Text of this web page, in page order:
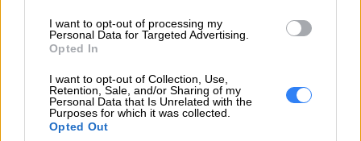
I want to opt-out of processing my
Personal Data for Targeted Advertising.
Opted In
I want to opt-out of Collection, Use,
Retention, Sale, and/or Sharing of my
Personal Data that Is Unrelated with the
Purposes for which it was collected.
Opted Out
EMAIL
WIADOMOŚĆ